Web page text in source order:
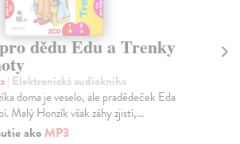
dědu Edu a Trenky
| Elektronická audiokniha
doma je veselo, ale pradědeček Eda
Malý Honzík však záhy zjistí,...
akoMP3